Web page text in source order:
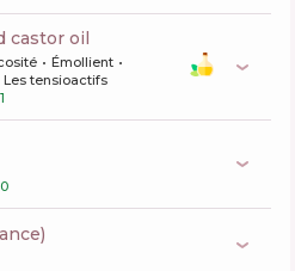
castor oil
Émollient
Les tensioactifs